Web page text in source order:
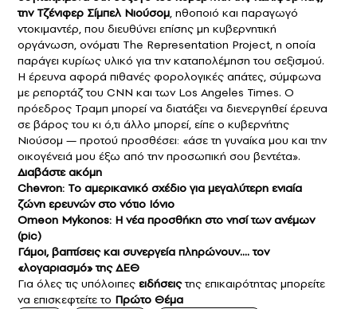
την Τζένιφερ Σίμπελ Νιούσομ, ηθοποιό και παραγωγό
ντοκιμαντέρ, που διευθύνει επίσης μη κυβερνητική
οργάνωση, ονόματι The Representation Project, η οποία
παράγει κυρίως υλικό για την καταπολέμηση του σεξισμού.
Η έρευνα αφορά πιθανές φορολογικές απάτες, σύμφωνα
με ρεπορτάζ του CNN και των Los Angeles Times. Ο
πρόεδρος Τραμπ μπορεί να διατάξει να διενεργηθεί έρευνα
σε βάρος του κι ό,τι άλλο μπορεί, είπε ο κυβερνήτης
Νιούσομ — προτού προσθέσει: «άσε τη γυναίκα μου και την
οικογένειά μου έξω από την προσωπική σου βεντέτα».
Διαβάστε ακόμη
Chevron: Το αμερικανικό σχέδιο για μεγαλύτερη ενιαία
ζώνη ερευνών στο νότιο Ιόνιο
Omeon Mykonos: Η νέα προσθήκη στο νησί των ανέμων
(pic)
Γάμοι, βαπτίσεις και συνεργεία πληρώνουν…. τον
«λογαριασμό» της ΔΕΘ
Για όλες τις υπόλοιπες ειδήσειςτης επικαιρότητας μπορείτε
να επισκεφτείτε το Πρώτο Θέμα